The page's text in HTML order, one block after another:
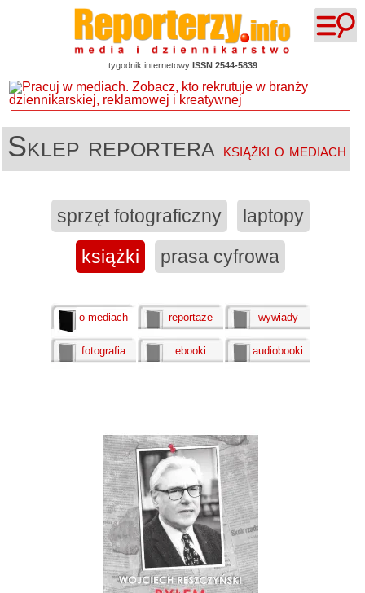
tygodnik internetowy ISSN 2544-5839
Sklep reportera książki o mediach
sprzęt fotograficzny
laptopy
książki
prasa cyfrowa
o mediach reportaże wywiady
fotografia ebooki audiobooki